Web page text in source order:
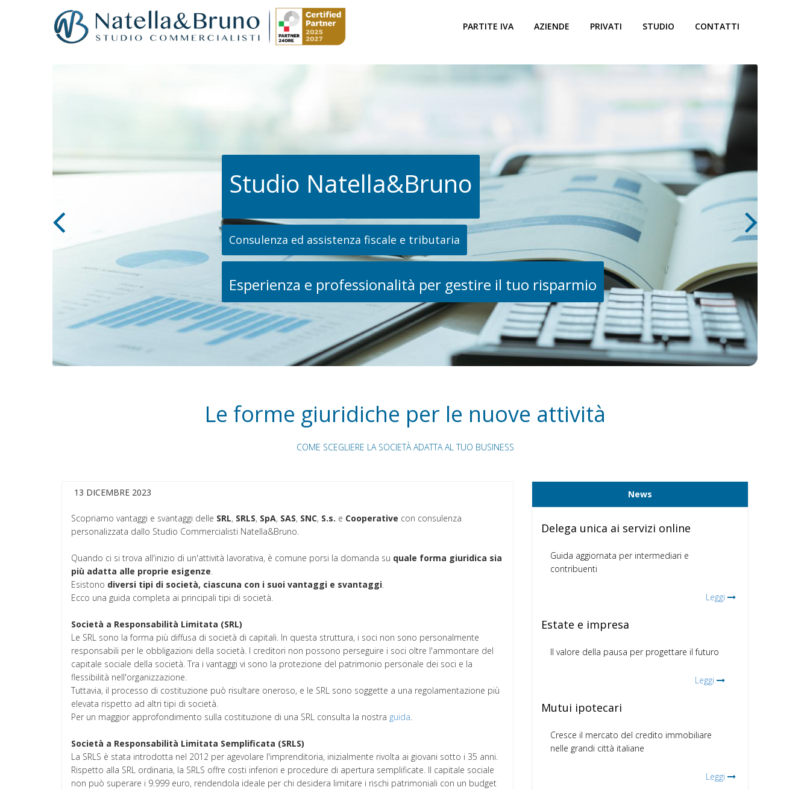
CONTATTI
STUDIO
PRIVATI
AZIENDE
PARTITE IVA
Studio Natella&Bruno
Consulenza ed assistenza fiscale e tributaria
Esperienza e professionalità per gestire il tuo risparmio
Le forme giuridiche per le nuove attività
COME SCEGLIERE LA SOCIETÀ ADATTA AL TUO BUSINESS
13 DICEMBRE 2023
Scopriamo vantaggi e svantaggi delle SRL, SRLS, SpA, SAS, SNC, S.s. e Cooperative con consulenza
personalizzata dallo Studio Commercialisti Natella&Bruno.
Quando ci si trova all'inizio di un'attività lavorativa, è comune porsi la domanda su quale forma giuridica sia
più adatta alle proprie esigenze.
Esistono diversi tipi di società, ciascuna con i suoi vantaggi e svantaggi.
Ecco una guida completa ai principali tipi di società.
Società a Responsabilità Limitata (SRL)
Le SRL sono la forma più diffusa di società di capitali. In questa struttura, i soci non sono personalmente
responsabili per le obbligazioni della società. I creditori non possono perseguire i soci oltre l'ammontare del
capitale sociale della società. Tra i vantaggi vi sono la protezione del patrimonio personale dei soci e la
flessibilità nell'organizzazione.
Tuttavia, il processo di costituzione può risultare oneroso, e le SRL sono soggette a una regolamentazione più
elevata rispetto ad altri tipi di società.
Per un maggior approfondimento sulla costituzione di una SRL consulta la nostra guida.
Società a Responsabilità Limitata Semplificata (SRLS)
La SRLS è stata introdotta nel 2012 per agevolare l'imprenditoria, inizialmente rivolta ai giovani sotto i 35 anni.
Rispetto alla SRL ordinaria, la SRLS offre costi inferiori e procedure di apertura semplificate. Il capitale sociale
non può superare i 9.999 euro, rendendola ideale per chi desidera limitare i rischi patrimoniali con un budget
News
Delega unica ai servizi online
Guida aggiornata per intermediari e
contribuenti
Leggi
Estate e impresa
Il valore della pausa per progettare il futuro
Leggi
Mutui ipotecari
Cresce il mercato del credito immobiliare
nelle grandi città italiane
Leggi